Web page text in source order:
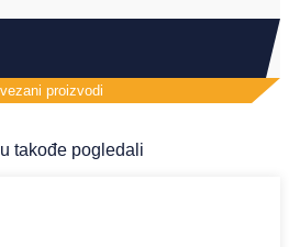
proizvodi
takođe pogledali